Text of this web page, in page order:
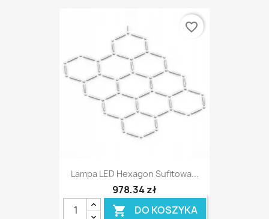
Lampa LED Hexagon Sufitowa...
978,34 zł
 DO KOSZYKA
favorite_border